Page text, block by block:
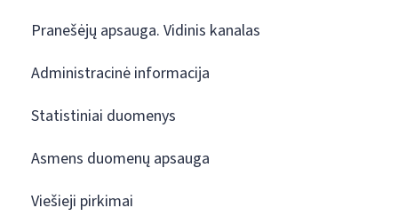
Pranešėjų apsauga. Vidinis kanalas
Administracinė informacija
Statistiniai duomenys
Asmens duomenų apsauga
Viešieji pirkimai